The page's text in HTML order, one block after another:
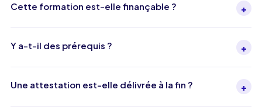
Cette formation est-elle finançable ? +
Y a-t-il des prérequis ? +
Une attestation est-elle délivrée à la fin ? +